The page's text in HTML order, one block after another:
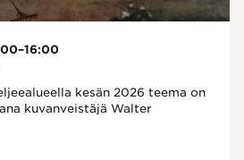
kesän 2026 teema on
kuvanveistäjä Walter